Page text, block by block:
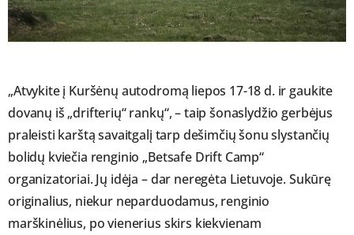
„Atvykite į Kuršėnų autodromą liepos 17-18 d. ir gaukite
dovanų iš „drifterių“ rankų“, – taip šonaslydžio gerbėjus
praleisti karštą savaitgalį tarp dešimčių šonu slystančių
bolidų kviečia renginio „Betsafe Drift Camp“
organizatoriai. Jų idėja – dar neregėta Lietuvoje. Sukūrę
originalius, niekur neparduodamus, renginio
marškinėlius, po vienerius skirs kiekvienam